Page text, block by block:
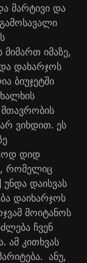
მარტივი და
იმაზე,
დახარჯოს
ბიუჯეტში
ვიხდით. ეს
დიდ
რომელიც
დაისვას
დაიხარჯოს
მოიტანოს
ჩვენ
ამ კითხვას
ანუ,